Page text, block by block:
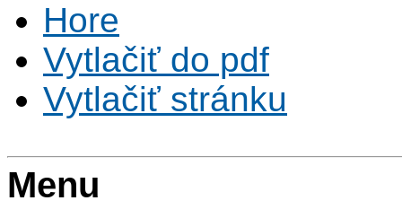
Hore
Vytlačiť do pdf
Vytlačiť stránku
Menu